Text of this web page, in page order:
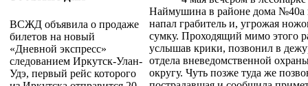
ВСЖД объявила о продаже
билетов на новый
«Дневной экспресс»
следованием Иркутск-Улан-
Удэ, первый рейс которого
Наймушина в районе дома №40а
напал грабитель и, угрожая
сумку. Проходящий мимо этого
услышав крики, позвонил в
отдела вневедомственной
округу. Чуть позже туда же